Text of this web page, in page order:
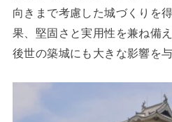
向きまで考慮した城づくりを
果、堅固さと実用性を兼ね備
後世の築城にも大きな影響を